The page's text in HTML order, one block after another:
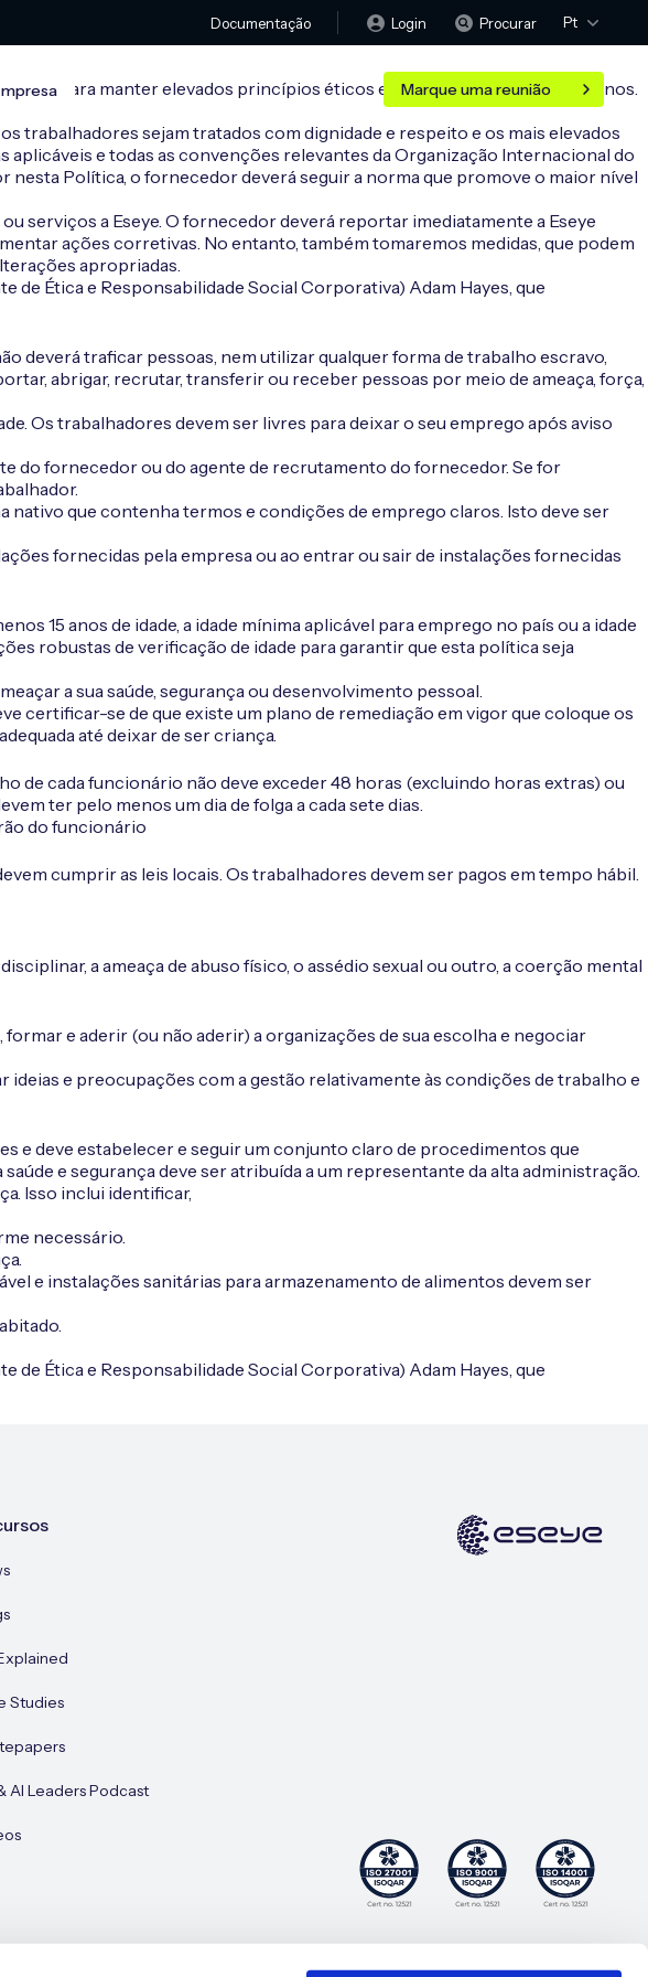
Documentação Login Procurar Pt
Marque uma reunião
para manter elevados princípios éticos e respeitar os direitos humanos.
trabalhadores sejam tratados com dignidade e respeito e os mais elevados
e todas as convenções relevantes da Organização Internacional do
Política, o fornecedor deverá seguir a norma que promove o maior nível
serviços a Eseye. O fornecedor deverá reportar imediatamente a Eseye
ações corretivas. No entanto, também tomaremos medidas, que podem
apropriadas.
Ética e Responsabilidade Social Corporativa) Adam Hayes, que
deverá traficar pessoas, nem utilizar qualquer forma de trabalho escravo,
abrigar, recrutar, transferir ou receber pessoas por meio de ameaça, força,
Os trabalhadores devem ser livres para deixar o seu emprego após aviso
do fornecedor ou do agente de recrutamento do fornecedor. Se for
que contenha termos e condições de emprego claros. Isto deve ser
fornecidas pela empresa ou ao entrar ou sair de instalações fornecidas
15 anos de idade, a idade mínima aplicável para emprego no país ou a idade
robustas de verificação de idade para garantir que esta política seja
a sua saúde, segurança ou desenvolvimento pessoal.
certificar-se de que existe um plano de remediação em vigor que coloque os
até deixar de ser criança.
de cada funcionário não deve exceder 48 horas (excluindo horas extras) ou
ter pelo menos um dia de folga a cada sete dias.
do funcionário
cumprir as leis locais. Os trabalhadores devem ser pagos em tempo hábil.
a ameaça de abuso físico, o assédio sexual ou outro, a coerção mental
e aderir (ou não aderir) a organizações de sua escolha e negociar
e preocupações com a gestão relativamente às condições de trabalho e
e deve estabelecer e seguir um conjunto claro de procedimentos que
e segurança deve ser atribuída a um representante da alta administração.
Isso inclui identificar,
necessário.
e instalações sanitárias para armazenamento de alimentos devem ser
Ética e Responsabilidade Social Corporativa) Adam Hayes, que
Studies
AI Leaders Podcast